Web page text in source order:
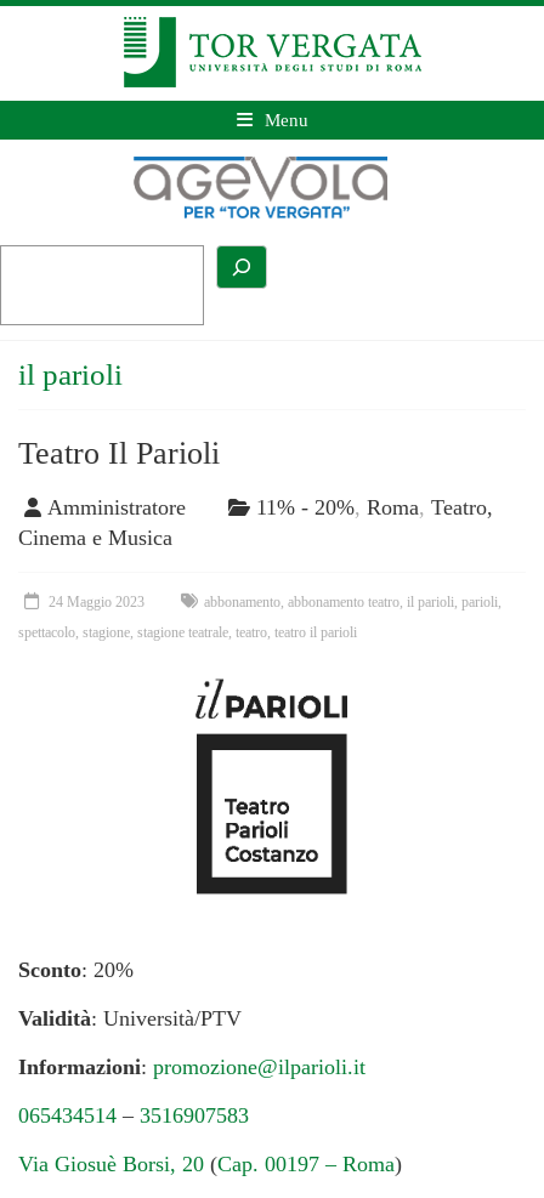
Menu
il parioli
Teatro Il Parioli
Amministratore 11% - 20%, Roma, Teatro,
Cinema e Musica
24 Maggio 2023 abbonamento abbonamento teatro il parioli parioli
spettacolo stagione stagione teatrale teatro teatro il parioli
Sconto: 20%
Validità: Università/PTV
Informazioni: promozione@ilparioli.it
065434514 – 3516907583
Via Giosuè Borsi, 20 (Cap. 00197 – Roma)